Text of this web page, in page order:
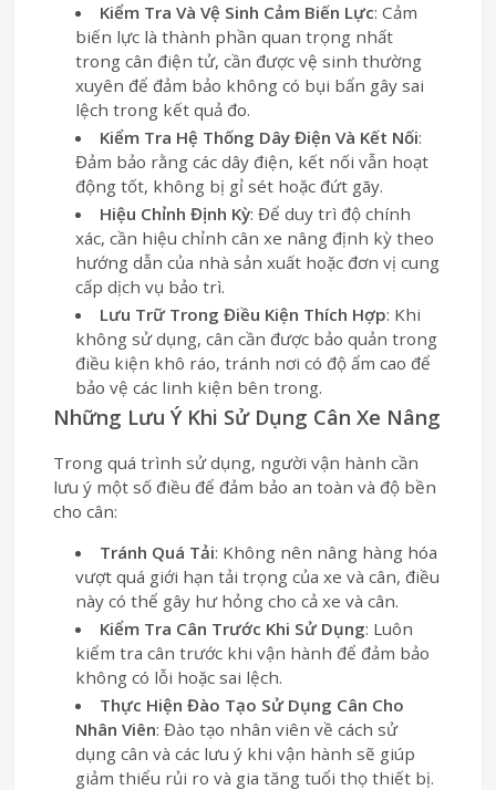
Kiểm Tra Và Vệ Sinh Cảm Biến Lực: Cảm
biến lực là thành phần quan trọng nhất
trong cân điện tử, cần được vệ sinh thường
xuyên để đảm bảo không có bụi bẩn gây sai
lệch trong kết quả đo.
Kiểm Tra Hệ Thống Dây Điện Và Kết Nối:
Đảm bảo rằng các dây điện, kết nối vẫn hoạt
động tốt, không bị gỉ sét hoặc đứt gãy.
Hiệu Chỉnh Định Kỳ: Để duy trì độ chính
xác, cần hiệu chỉnh cân xe nâng định kỳ theo
hướng dẫn của nhà sản xuất hoặc đơn vị cung
cấp dịch vụ bảo trì.
Lưu Trữ Trong Điều Kiện Thích Hợp: Khi
không sử dụng, cân cần được bảo quản trong
điều kiện khô ráo, tránh nơi có độ ẩm cao để
bảo vệ các linh kiện bên trong.
Những Lưu Ý Khi Sử Dụng Cân Xe Nâng
Trong quá trình sử dụng, người vận hành cần
lưu ý một số điều để đảm bảo an toàn và độ bền
cho cân:
Tránh Quá Tải: Không nên nâng hàng hóa
vượt quá giới hạn tải trọng của xe và cân, điều
này có thể gây hư hỏng cho cả xe và cân.
Kiểm Tra Cân Trước Khi Sử Dụng: Luôn
kiểm tra cân trước khi vận hành để đảm bảo
không có lỗi hoặc sai lệch.
Thực Hiện Đào Tạo Sử Dụng Cân Cho
Nhân Viên: Đào tạo nhân viên về cách sử
dụng cân và các lưu ý khi vận hành sẽ giúp
giảm thiểu rủi ro và gia tăng tuổi thọ thiết bị.